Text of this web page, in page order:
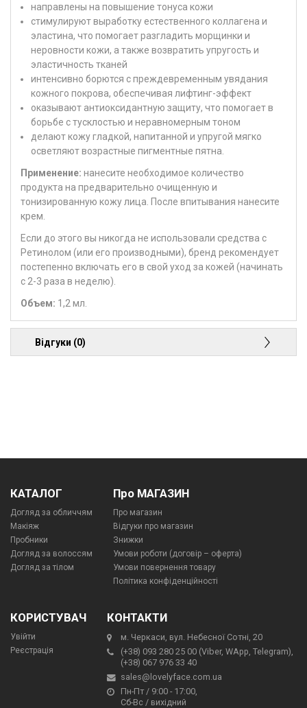
направлены на повышение тонуса кожи
стимулируют выработку естественного коллагена и
эластина, что помогает разгладить морщинки и
неровности кожи, а также возвратить упругость и
эластичность тканей
интенсивно борются с преждевременным увядания
кожного покрова, обеспечивая лифтинг-эффект
оказывают антиоксидантную защиту, что помогает в
борьбе с тусклостью и неравномерным тоном
делают кожу гладкой, напитанной и упругой мягко
осветляют возрастные пигментные пятна.
Применение: нанесите необходимое количество
продукта на предварительно очищенную и
тонизированную кожу лица. После впитывания нанесите
крем.
Если до этого вы никогда не использовали средства с
Ретинолом (или его производными), бренд рекомендует
постепенно включать его в свой уход за кожей (начинать
с 2-3 раза в неделю).
Объем: 1,2 мл.
Відгуки (0)
КАТАЛОГ
Догляд за обличчям
Макіяж
Пробники
Догляд за волоссям
Догляд за тілом
Про МАГАЗИН
Про магазин
Відгуки про магазин
Знижки
Умови роботи (договір – оферта)
Умови повернення товару
Політика конфіденційності
КОРИСТУВАЧ
Увійти
Реєстрація
КОНТАКТИ
м. Черкаси, вул. Небесної Сотні, 20
(+38) 093 280 25 00 (Viber, WApp, Telegram),
(+38) 067 976 33 40
sales@lovelyface.com.ua
Пн-Пт / 9:00 - 17:00,
Сб-Вс / вихідний